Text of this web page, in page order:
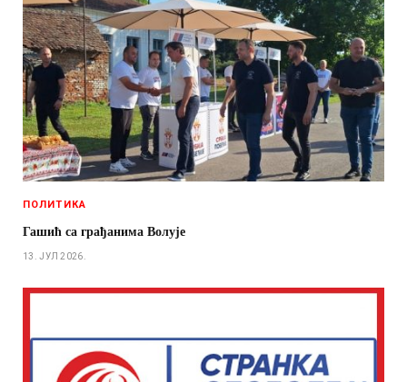
ПОЛИТИКА
Гашић са грађанима Волује
13. ЈУЛ 2026.